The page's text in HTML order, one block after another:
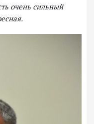
очень сильный